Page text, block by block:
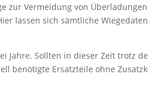
zur Vermeidung von
lassen sich sämtliche
Jahre. Sollten in dieser Zeit trotz
benötigte Ersatzteile ohne